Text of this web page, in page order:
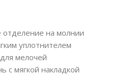
отделение на молнии
уплотнителем
мелочей
с мягкой накладкой